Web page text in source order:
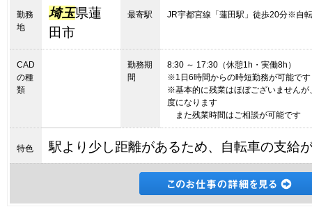
勤務
地
埼玉県蓮
田市
最寄駅 JR宇都宮線「蓮田駅」徒歩20分※自
CAD
の種
類
勤務期
間
8:30 ～ 17:30（休憩1h・実働8h）
※1日6時間からの時短勤務が可能です
※基本的に残業はほぼございません
度になります
また残業時間はご相談が可能です
特色 駅より少し距離があるため、自転車の支給